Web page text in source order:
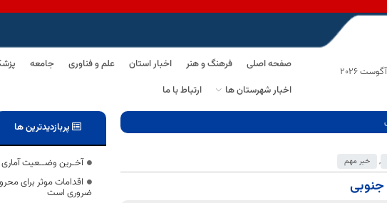
صفحه اصلی فرهنگ و هنر اخبار استان علم و فناوری جامعه
اخبار شهرستان ها
ارتباط با ما
, خبر مهم
پربازدیدترین ها
آخـرین وضــعیت آماری
اقدامات موثر برای
ضروری است